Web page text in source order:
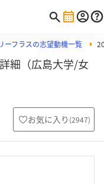
ーフラスの志望動機一覧
細（広島大学/女
お気に入り (2947)